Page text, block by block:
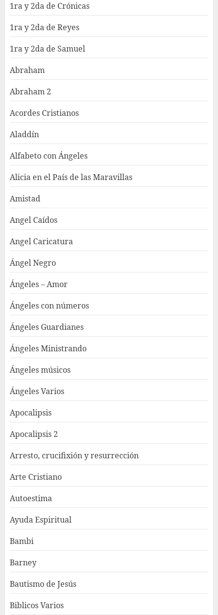
1ra y 2da de Crónicas
1ra y 2da de Reyes
1ra y 2da de Samuel
Abraham
Abraham 2
Acordes Cristianos
Aladdín
Alfabeto con Ángeles
Alicia en el País de las Maravillas
Amistad
Angel Caídos
Angel Caricatura
Ángel Negro
Ángeles – Amor
Ángeles con números
Ángeles Guardianes
Ángeles Ministrando
Ángeles músicos
Ángeles Varios
Apocalipsis
Apocalipsis 2
Arresto, crucifixión y resurrección
Arte Cristiano
Autoestima
Ayuda Espiritual
Bambi
Barney
Bautismo de Jesús
Biblicos Varios